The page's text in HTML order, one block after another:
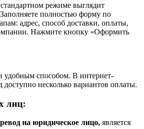
режиме выглядит
полностью форму по
адрес, способ доставки, оплаты,
Нажмите кнопку «Оформить
удобным способом. В интернет-
несколько вариантов оплаты.
лиц:
на юридическое лицо, является